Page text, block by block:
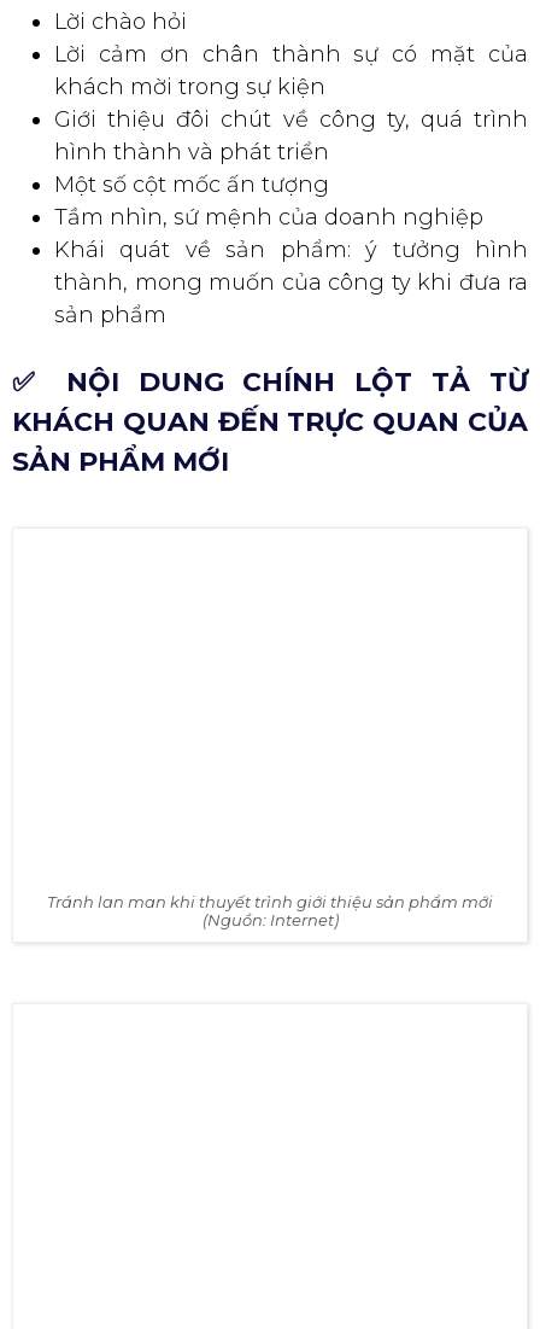
ghép các nội dung như: lịch sử hình thành công ty, giới
được hình thành và đưa vào sản xuất.
Thông thường, phần mở đầu bài thuyết trình giới thiệu
sản phẩm mới thường bao gồm:
Lời chào hỏi
Lời cảm ơn chân thành sự có mặt của
khách mời trong sự kiện
Giới thiệu đôi chút về công ty, quá trình
hình thành và phát triển
Tầm nhìn, sứ mệnh của doanh nghiệp
Khái quát về sản phẩm: ý tưởng hình
thành, mong muốn của công ty khi đưa ra
sản phẩm